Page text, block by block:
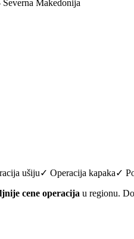
ušiju✓ Operacija kapaka✓
cene operacija u regionu.